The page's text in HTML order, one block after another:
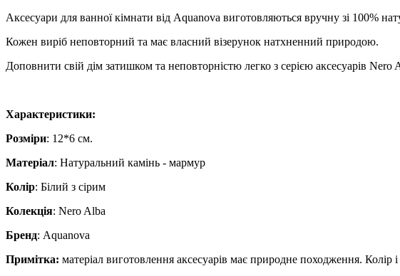
Аксесуари для ванної кімнати від Aquanova виготовляються вручну зі 100%
Кожен виріб неповторний та має власний візерунок натхненний природою.
Доповнити свій дім затишком та неповторністю легко з серією аксесуарів Nero
​​​​​​​Характеристики:
Розміри: 12*6 см.
Матеріал: Натуральний камінь - мармур
Колір: Білий з сірим
Колекція: Nero Alba
Бренд: Aquanova
Примітка: матеріал виготовлення аксесуарів має природне походження. Колір